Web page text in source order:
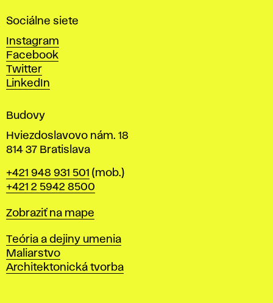
ý
c
h
u
m
e
í
v
r
a
i
l
a
v
Sociálne siete
Instagram
Facebook
Twitter
LinkedIn
Budovy
Hviezdoslavovo nám. 18
814 37 Bratislava
Telefón
+421 948 931 501 (mob.)
+421 2 5942 8500
Mapa
Zobraziť na mape
Katedry
Teória a dejiny umenia
Maliarstvo
Architektonická tvorba